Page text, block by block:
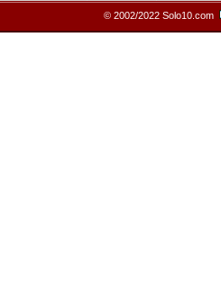
© 2002/2022 Solo10.com